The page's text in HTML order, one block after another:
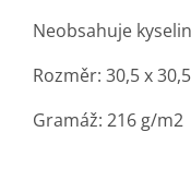
Neobsahuje
Rozměr: 30,5 x
Gramáž: 216 g/m2